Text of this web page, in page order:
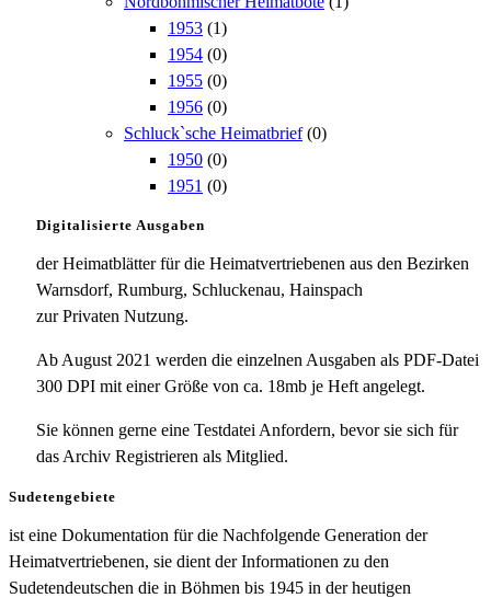
1953 (1)
1954 (0)
1955 (0)
1956 (0)
Schluck`sche Heimatbrief (0)
1950 (0)
1951 (0)
Digitalisierte Ausgaben
der Heimatblätter für die Heimatvertriebenen aus den Bezirken
Warnsdorf, Rumburg, Schluckenau, Hainspach
zur Privaten Nutzung.
Ab August 2021 werden die einzelnen Ausgaben als PDF-Datei
300 DPI mit einer Größe von ca. 18mb je Heft angelegt.
Sie können gerne eine Testdatei Anfordern, bevor sie sich für
das Archiv Registrieren als Mitglied.
Sudetengebiete
ist eine Dokumentation für die Nachfolgende Generation der
Heimatvertriebenen, sie dient der Informationen zu den
Sudetendeutschen die in Böhmen bis 1945 in der heutigen